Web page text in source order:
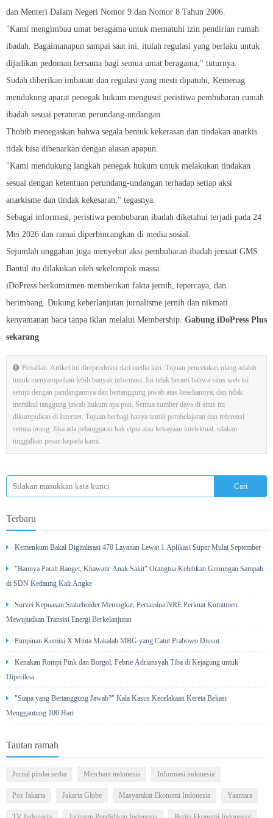
dan Menteri Dalam Negeri Nomor 9 dan Nomor 8 Tahun 2006.
"Kami mengimbau umat beragama untuk mematuhi izin pendirian rumah
ibadah. Bagaimanapun sampai saat ini, itulah regulasi yang berlaku untuk
dijadikan pedoman bersama bagi semua umat beragama," tuturnya.
Sudah diberikan imbauan dan regulasi yang mesti dipatuhi, Kemenag
mendukung aparat penegak hukum mengusut peristiwa pembubaran rumah
ibadah sesuai peraturan perundang-undangan.
Thobib menegaskan bahwa segala bentuk kekerasan dan tindakan anarkis
tidak bisa dibenarkan dengan alasan apapun.
"Kami mendukung langkah penegak hukum untuk melakukan tindakan
sesuai dengan ketentuan perundang-undangan terhadap setiap aksi
anarkisme dan tindak kekesaran," tegasnya.
Sebagai informasi, peristiwa pembubaran ibadah diketahui terjadi pada 24
Mei 2026 dan ramai diperbincangkan di media sosial.
Sejumlah unggahan juga menyebut aksi pembubaran ibadah jemaat GMS
Bantul itu dilakukan oleh sekelompok massa.
iDoPress berkomitmen memberikan fakta jernih, tepercaya, dan
berimbang. Dukung keberlanjutan jurnalisme jernih dan nikmati
kenyamanan baca tanpa iklan melalui Membership. Gabung iDoPress Plus
sekarang
Penafian: Artikel ini direproduksi dari media lain. Tujuan pencetakan ulang adalah
untuk menyampaikan lebih banyak informasi. Ini tidak berarti bahwa situs web ini
setuju dengan pandangannya dan bertanggung jawab atas keasliannya, dan tidak
memikul tanggung jawab hukum apa pun. Semua sumber daya di situs ini
dikumpulkan di Internet. Tujuan berbagi hanya untuk pembelajaran dan referensi
semua orang. Jika ada pelanggaran hak cipta atau kekayaan intelektual, silakan
tinggalkan pesan kepada kami.
Terbaru
Kemenkum Bakal Digitalisasi 470 Layanan Lewat 1 Aplikasi Super Mulai September
"Baunya Parah Banget, Khawatir Anak Sakit" Orangtua Keluhkan Gunungan Sampah
di SDN Kedaung Kali Angke
Survei Kepuasan Stakeholder Meningkat, Pertamina NRE Perkuat Komitmen
Mewujudkan Transisi Energi Berkelanjutan
Pimpinan Komisi X Minta Makalah MBG yang Catut Prabowo Diusut
Kenakan Rompi Pink dan Borgol, Febrie Adriansyah Tiba di Kejagung untuk
Diperiksa
"Siapa yang Bertanggung Jawab?" Kala Kasus Kecelakaan Kereta Bekasi
Menggantung 100 Hari
Tautan ramah
Jurnal pindai serba Merchant indonesia Informasi indonesia
Pos Jakarta Jakarta Globe Masyarakat Ekonomi Indonesia Yaantara